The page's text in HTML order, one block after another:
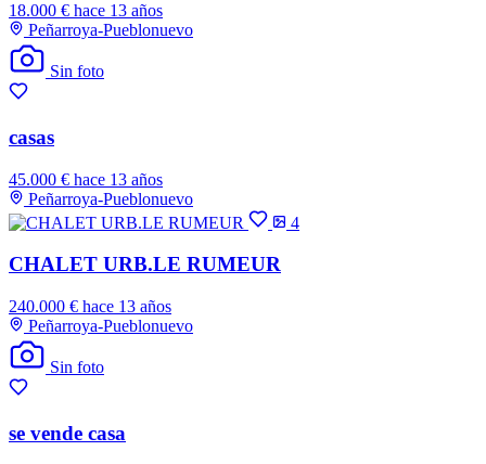
18.000 € hace 13 años
Peñarroya-Pueblonuevo
Sin foto
casas
45.000 € hace 13 años
Peñarroya-Pueblonuevo
4
CHALET URB.LE RUMEUR
240.000 € hace 13 años
Peñarroya-Pueblonuevo
Sin foto
se vende casa